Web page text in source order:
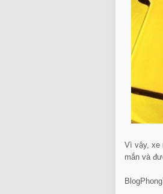
Vì vậy, xe
mắn và